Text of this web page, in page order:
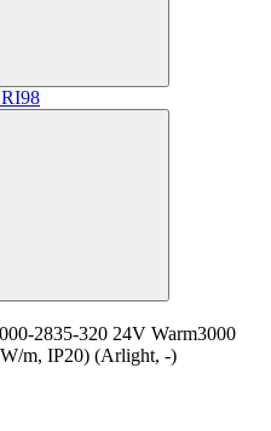
2835-320 24V Warm3000
m, IP20) (Arlight, -)